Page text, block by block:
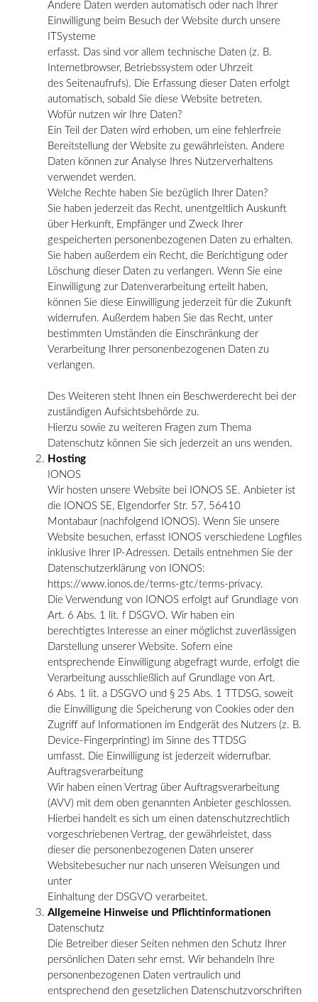
Andere Daten werden automatisch oder nach Ihrer
Einwilligung beim Besuch der Website durch unsere
ITSysteme
erfasst. Das sind vor allem technische Daten (z. B.
Internetbrowser, Betriebssystem oder Uhrzeit
des Seitenaufrufs). Die Erfassung dieser Daten erfolgt
automatisch, sobald Sie diese Website betreten.
Wofür nutzen wir Ihre Daten?
Ein Teil der Daten wird erhoben, um eine fehlerfreie
Bereitstellung der Website zu gewährleisten. Andere
Daten können zur Analyse Ihres Nutzerverhaltens
verwendet werden.
Welche Rechte haben Sie bezüglich Ihrer Daten?
Sie haben jederzeit das Recht, unentgeltlich Auskunft
über Herkunft, Empfänger und Zweck Ihrer
gespeicherten personenbezogenen Daten zu erhalten.
Sie haben außerdem ein Recht, die Berichtigung oder
Löschung dieser Daten zu verlangen. Wenn Sie eine
Einwilligung zur Datenverarbeitung erteilt haben,
können Sie diese Einwilligung jederzeit für die Zukunft
widerrufen. Außerdem haben Sie das Recht, unter
bestimmten Umständen die Einschränkung der
Verarbeitung Ihrer personenbezogenen Daten zu
verlangen.
Des Weiteren steht Ihnen ein Beschwerderecht bei der
zuständigen Aufsichtsbehörde zu.
Hierzu sowie zu weiteren Fragen zum Thema
Datenschutz können Sie sich jederzeit an uns wenden.
Hosting
IONOS
Wir hosten unsere Website bei IONOS SE. Anbieter ist
die IONOS SE, Elgendorfer Str. 57, 56410
Montabaur (nachfolgend IONOS). Wenn Sie unsere
Website besuchen, erfasst IONOS verschiedene Logfiles
inklusive Ihrer IP-Adressen. Details entnehmen Sie der
Datenschutzerklärung von IONOS:
https://www.ionos.de/terms-gtc/terms-privacy.
Die Verwendung von IONOS erfolgt auf Grundlage von
Art. 6 Abs. 1 lit. f DSGVO. Wir haben ein
berechtigtes Interesse an einer möglichst zuverlässigen
Darstellung unserer Website. Sofern eine
entsprechende Einwilligung abgefragt wurde, erfolgt die
Verarbeitung ausschließlich auf Grundlage von Art.
6 Abs. 1 lit. a DSGVO und § 25 Abs. 1 TTDSG, soweit
die Einwilligung die Speicherung von Cookies oder den
Zugriff auf Informationen im Endgerät des Nutzers (z. B.
Device-Fingerprinting) im Sinne des TTDSG
umfasst. Die Einwilligung ist jederzeit widerrufbar.
Auftragsverarbeitung
Wir haben einen Vertrag über Auftragsverarbeitung
(AVV) mit dem oben genannten Anbieter geschlossen.
Hierbei handelt es sich um einen datenschutzrechtlich
vorgeschriebenen Vertrag, der gewährleistet, dass
dieser die personenbezogenen Daten unserer
Websitebesucher nur nach unseren Weisungen und
unter
Einhaltung der DSGVO verarbeitet.
Allgemeine Hinweise und Pflichtinformationen
Datenschutz
Die Betreiber dieser Seiten nehmen den Schutz Ihrer
persönlichen Daten sehr ernst. Wir behandeln Ihre
personenbezogenen Daten vertraulich und
entsprechend den gesetzlichen Datenschutzvorschriften